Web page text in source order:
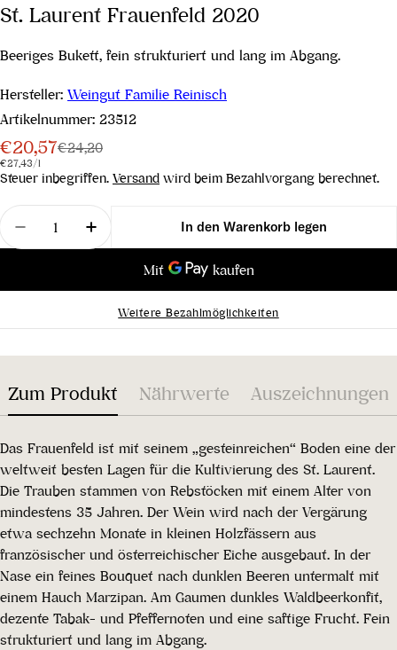
St. Laurent Frauenfeld 2020
Beeriges Bukett, fein strukturiert und lang im Abgang.
Hersteller: Weingut Familie Reinisch
Artikelnummer: 23512
Verkaufspreis
€20,57
Regulärer
Preis
€24,20
Stückpreis
€27,43/pro
l
Steuer inbegriffen. Versand wird beim Bezahlvorgang berechnet.
Menge
Menge für St. Laurent Frauenfeld 2020 verringern
Menge für St. Laurent Frauenfeld 2020
In den Warenkorb legen
Weitere Bezahlmöglichkeiten
Zum Produkt Nährwerte Auszeichnungen
Das Frauenfeld ist mit seinem „gesteinreichen“ Boden eine der
weltweit besten Lagen für die Kultivierung des St. Laurent.
Die Trauben stammen von Rebstöcken mit einem Alter von
mindestens 35 Jahren. Der Wein wird nach der Vergärung
etwa sechzehn Monate in kleinen Holzfässern aus
französischer und österreichischer Eiche ausgebaut. In der
Nase ein feines Bouquet nach dunklen Beeren untermalt mit
einem Hauch Marzipan. Am Gaumen dunkles Waldbeerkonfit,
dezente Tabak- und Pfeffernoten und eine saftige Frucht. Fein
strukturiert und lang im Abgang.